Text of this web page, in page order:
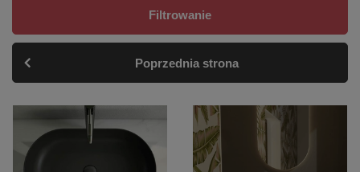
Filtrowanie
Poprzednia strona